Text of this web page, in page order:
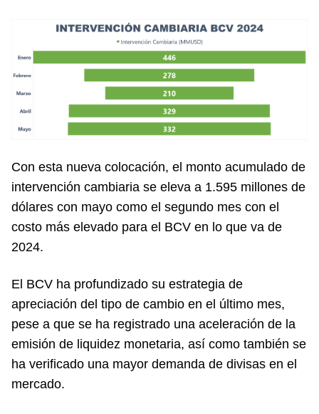
Con esta nueva colocación, el monto acumulado de
intervención cambiaria se eleva a 1.595 millones de
dólares con mayo como el segundo mes con el
costo más elevado para el BCV en lo que va de
2024.
El BCV ha profundizado su estrategia de
apreciación del tipo de cambio en el último mes,
pese a que se ha registrado una aceleración de la
emisión de liquidez monetaria, así como también se
ha verificado una mayor demanda de divisas en el
mercado.